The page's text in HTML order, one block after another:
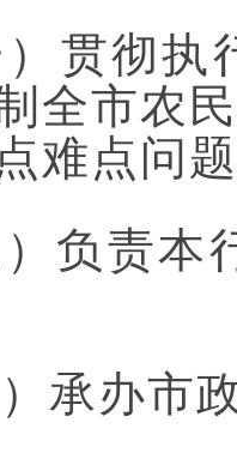
） 贯彻执
全市农
难点问
）负责本
） 承办市